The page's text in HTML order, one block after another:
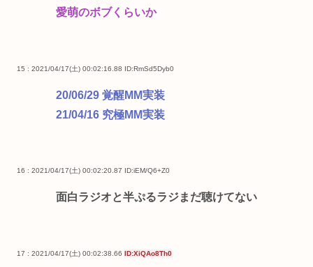
愛萌のボブくらいか
15 : 2021/04/17(土) 00:02:16.88 ID:RmSd5Dyb0
20/06/29 覚醒MM実装
21/04/16 究極MM実装
16 : 2021/04/17(土) 00:02:20.87 ID:iEM/Q6+Z0
面白ラジオと半ぷるラジまだ聴けてない
17 : 2021/04/17(土) 00:02:38.66 ID:XiQAo8Th0